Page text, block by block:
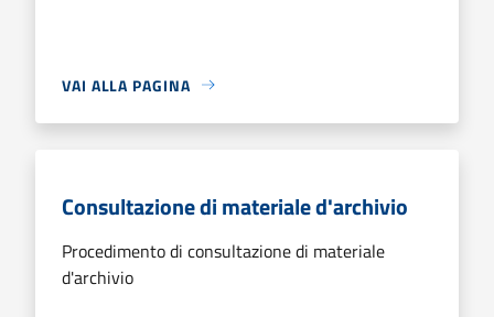
VAI ALLA PAGINA
Consultazione di materiale d'archivio
Procedimento di consultazione di materiale
d'archivio